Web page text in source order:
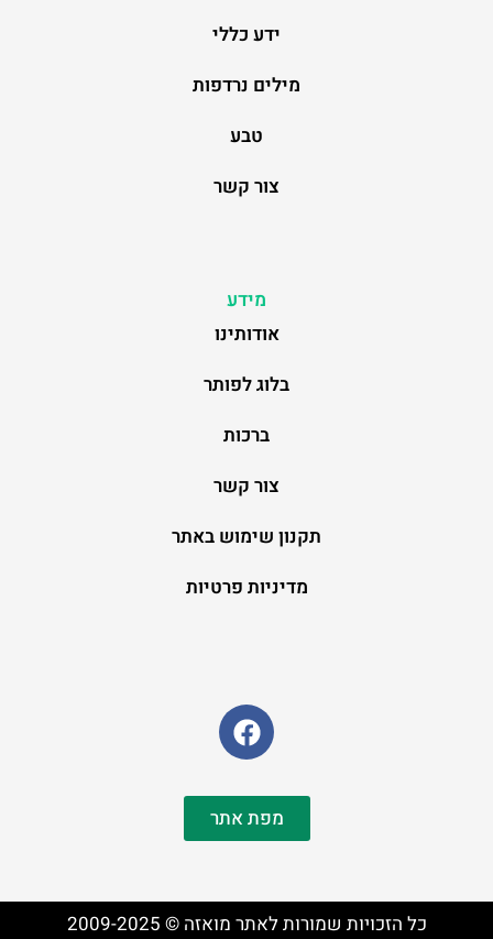
ידע כללי
מילים נרדפות
טבע
צור קשר
מידע
אודותינו
בלוג לפותר
ברכות
צור קשר
תקנון שימוש באתר
מדיניות פרטיות
מפת אתר
כל הזכויות שמורות לאתר מואזה © 2009-2025